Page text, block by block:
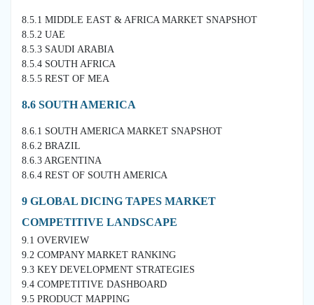
8.5.1 MIDDLE EAST & AFRICA MARKET SNAPSHOT
8.5.2 UAE
8.5.3 SAUDI ARABIA
8.5.4 SOUTH AFRICA
8.5.5 REST OF MEA
8.6 SOUTH AMERICA
8.6.1 SOUTH AMERICA MARKET SNAPSHOT
8.6.2 BRAZIL
8.6.3 ARGENTINA
8.6.4 REST OF SOUTH AMERICA
9 GLOBAL DICING TAPES MARKET
COMPETITIVE LANDSCAPE
9.1 OVERVIEW
9.2 COMPANY MARKET RANKING
9.3 KEY DEVELOPMENT STRATEGIES
9.4 COMPETITIVE DASHBOARD
9.5 PRODUCT MAPPING